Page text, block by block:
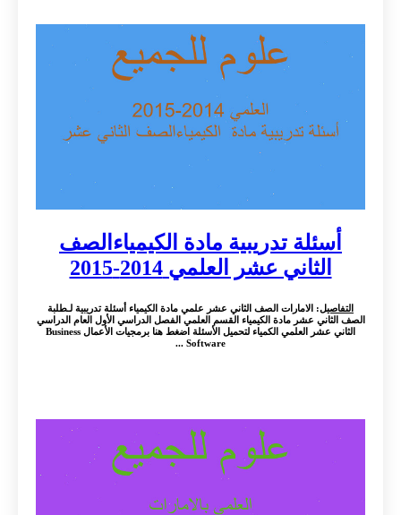
أسئلة تدريبية مادة الكيمياءالصف
الثاني عشر العلمي 2014-2015
التفاصيل: الامارات الصف الثاني عشر علمي مادة الكيمياء أسئلة تدريبية لـطلبة
الصف الثاني عشر مادة الكيمياء القسم العلمي الفصل الدراسي الأول العام الدراسي
الثاني عشر العلمي الكمياء لتحميل الأسئلة اضغط هنا برمجيات الأعمال Business
Software ...